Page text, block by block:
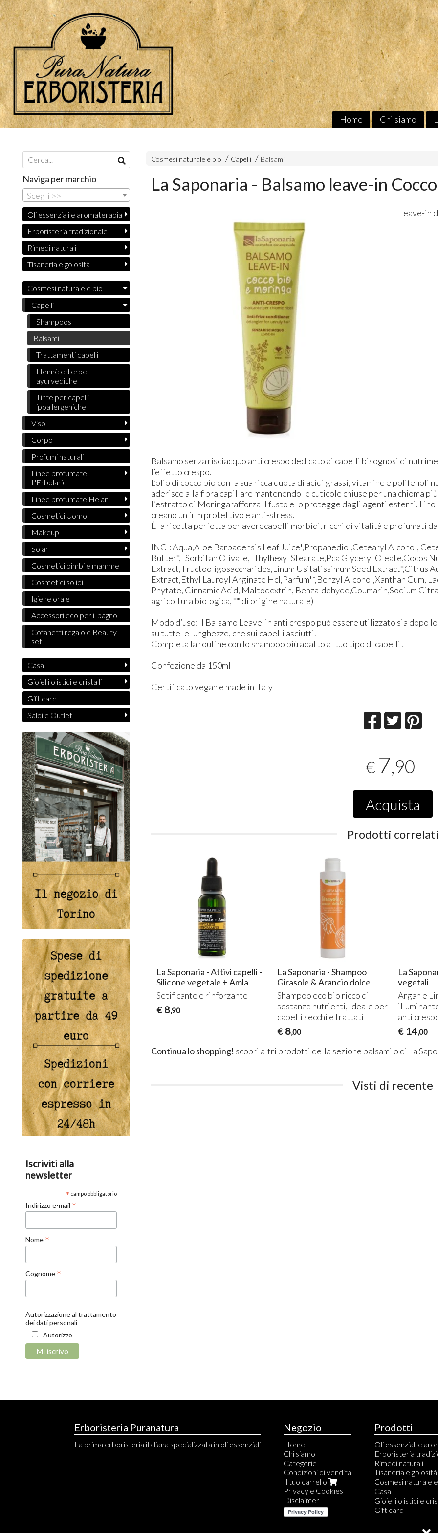
Home Chi siamo
Cosmesi naturale e bio Capelli Balsami
La Saponaria - Balsamo leave-in
Leave-in
Balsamo senza risciacquo anti crespo dedicato ai capelli bisognosi di
l’effetto crespo.
L’olio di cocco bio con la sua ricca quota di acidi grassi, vitamine e
aderisce alla fibra capillare mantenendo le cuticole chiuse per una chioma
L’estratto di Moringarafforza il fusto e lo protegge dagli agenti esterni.
creano un film protettivo e anti-stress.
È la ricetta perfetta per averecapelli morbidi, ricchi di vitalità e profumati
INCI: Aqua,Aloe Barbadensis Leaf Juice*,Propanediol,Cetearyl Alcohol,
Butter*, Sorbitan Olivate,Ethylhexyl Stearate,Pca Glyceryl Oleate,Cocos
Extract, Fructooligosaccharides,Linum Usitatissimum Seed Extract*,Citrus
Extract,Ethyl Lauroyl Arginate Hcl,Parfum**,Benzyl Alcohol,Xanthan Gum,
Phytate, Cinnamic Acid, Maltodextrin, Benzaldehyde,Coumarin,Sodium
agricoltura biologica, ** di origine naturale)​
Modo d’uso: Il Balsamo Leave-in anti crespo può essere utilizzato sia dopo
su tutte le lunghezze, che sui capelli asciutti.
Completa la routine con lo shampoo più adatto al tuo tipo di capelli!
Confezione da 150ml
Certificato vegan e made in Italy
€ 7,90
Acquista
Prodotti
La Saponaria - Attivi capelli -
Silicone vegetale + Amla
Setificante e rinforzante
€ 8,90
La Saponaria - Shampoo
Girasole & Arancio dolce
Shampoo eco bio ricco di
sostanze nutrienti, ideale per
capelli secchi e trattati
€ 8,00
La
vegetali
Argan e
anti
€ 14,00
Continua lo shopping! scopri altri prodotti della sezione balsami o di La
Visti di recente
Naviga per marchio
Scegli >>
Oli essenziali e aromaterapia
Erboristeria tradizionale
Rimedi naturali
Tisaneria e golosità
Cosmesi naturale e bio
Capelli
Shampoos
Balsami
Trattamenti capelli
Hennè ed erbe
ayurvediche
Tinte per capelli
ipoallergeniche
Viso
Corpo
Profumi naturali
Linee profumate
L'Erbolario
Linee profumate Helan
Cosmetici Uomo
Makeup
Solari
Cosmetici bimbi e mamme
Cosmetici solidi
Igiene orale
Accessori eco per il bagno
Cofanetti regalo e Beauty
set
Casa
Gioielli olistici e cristalli
Gift card
Saldi e Outlet
Iscriviti alla
newsletter
* campo obbligatorio
Indirizzo e-mail *
Nome *
Cognome *
Autorizzazione al trattamento
dei dati personali
Autorizzo
Erboristeria Puranatura
La prima erboristeria italiana specializzata in oli essenziali
Negozio
Home
Chi siamo
Categorie
Condizioni di vendita
Il tuo carrello
Privacy e Cookies
Disclaimer
Prodotti
Oli essenziali e
Erboristeria
Rimedi naturali
Tisaneria e golosità
Cosmesi naturale
Capelli
Shampoos
Balsami
Hennè ed erbe
Viso
Corpo
Linee profumate
Casa
Gioielli olistici e
Gift card